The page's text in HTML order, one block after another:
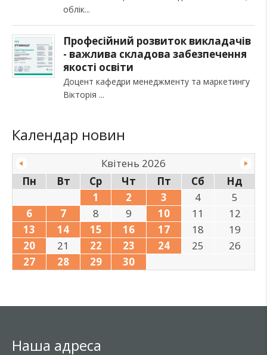
облік
Професійний розвиток викладачів
- важлива складова забезпечення
якості освіти
Доцент кафедри менеджменту та маркетингу
Вікторія
Календар новин
Квітень 2026
Пн
Вт Ср Чт Пт Сб
Нд
1
2 3 4
5
6
7 8 9 10 11
12
13
14 15 16 17 18
19
20
21 22 23 24 25
26
27
28 29 30
Наша адреса